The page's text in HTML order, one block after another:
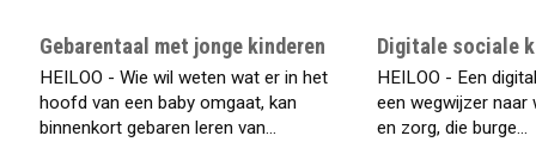
Gebarentaal met jonge kinderen
HEILOO - Wie wil weten wat er in het
hoofd van een baby omgaat, kan
binnenkort gebaren leren van...
Digitale sociale
HEILOO - Een
een wegwijzer naar
en zorg, die burge...